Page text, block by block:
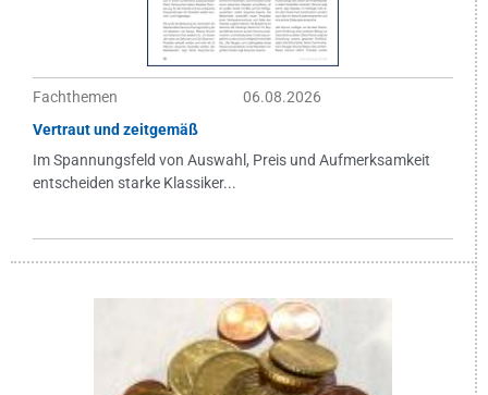
Fachthemen
06.08.2026
Vertraut und zeitgemäß
Im Spannungsfeld von Auswahl, Preis und Aufmerksamkeit
entscheiden starke Klassiker...